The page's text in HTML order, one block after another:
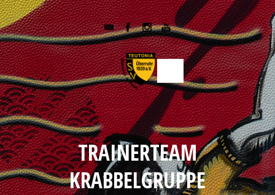
TRAINERTEAM
KRABBELGRUPPE